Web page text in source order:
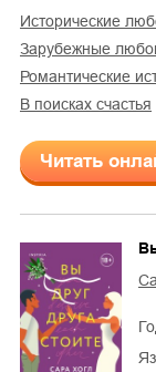
исторические
зарубежные
романтические
в поисках счастья
Читать